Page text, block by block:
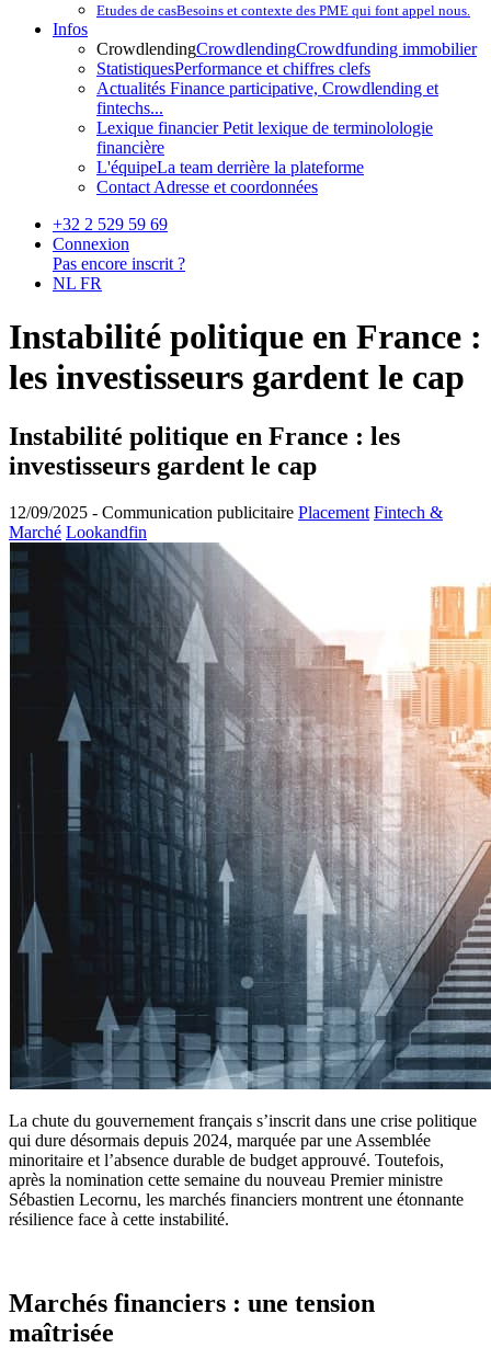
Etudes de casBesoins et contexte des PME qui font appel nous.
Infos
CrowdlendingCrowdlendingCrowdfunding immobilier
StatistiquesPerformance et chiffres clefs
Actualités Finance participative, Crowdlending et
fintechs...
Lexique financierPetit lexique de terminolologie
financière
L'équipeLa team derrière la plateforme
Contact Adresse et coordonnées
+32 2 529 59 69
Connexion
Pas encore inscrit ?
NL FR
Instabilité politique en France :
les investisseurs gardent le cap
Instabilité politique en France : les
investisseurs gardent le cap
12/09/2025 - Communication publicitaire Placement Fintech &
Marché Lookandfin
La chute du gouvernement français s’inscrit dans une crise politique
qui dure désormais depuis 2024, marquée par une Assemblée
minoritaire et l’absence durable de budget approuvé. Toutefois,
après la nomination cette semaine du nouveau Premier ministre
Sébastien Lecornu, les marchés financiers montrent une étonnante
résilience face à cette instabilité.
Marchés financiers : une tension
maîtrisée